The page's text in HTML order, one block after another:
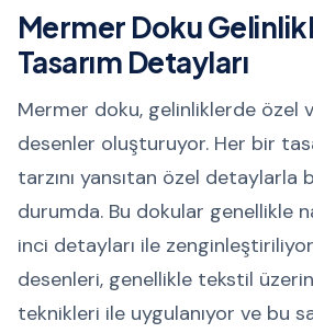
Mermer Doku
Tasarım Detayları
Mermer doku, gelinliklerde özel
desenler oluşturuyor. Her bir
tarzını yansıtan özel detaylarla
durumda. Bu dokular genellikle
inci detayları ile
desenleri, genellikle tekstil
teknikleri ile uygulanıyor ve bu